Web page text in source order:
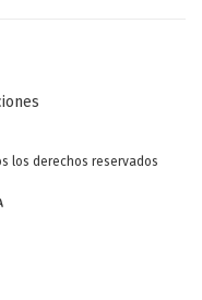
los derechos reservados